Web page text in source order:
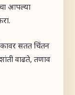
आपल्या
सतत चिंतन
वाढते, तणाव